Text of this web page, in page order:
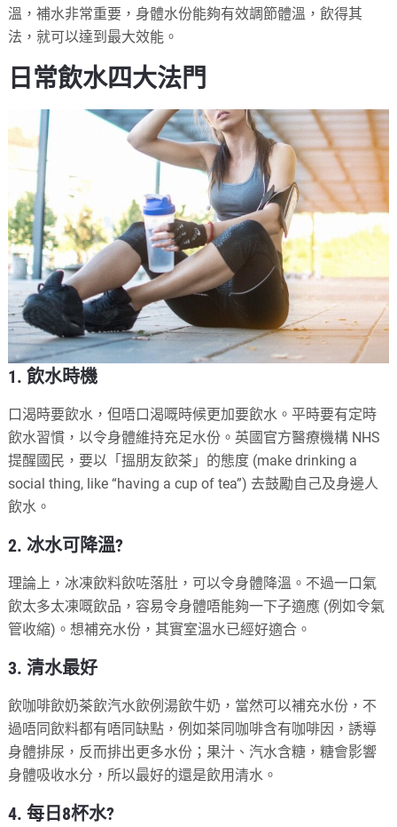
溫，補水非常重要，身體水份能夠有效調節體溫，飲得其
法，就可以達到最大效能。
日常飲水四大法門
1. 飲水時機
口渴時要飲水，但唔口渴嘅時候更加要飲水。平時要有定時
飲水習慣，以令身體維持充足水份。英國官方醫療機構 NHS
提醒國民，要以「搵朋友飲茶」的態度 (make drinking a
social thing, like “having a cup of tea”) 去鼓勵自己及身邊人
飲水。
2. 冰水可降溫?
理論上，冰凍飲料飲咗落肚，可以令身體降溫。不過一口氣
飲太多太凍嘅飲品，容易令身體唔能夠一下子適應 (例如令氣
管收縮)。想補充水份，其實室溫水已經好適合。
3. 清水最好
飲咖啡飲奶茶飲汽水飲例湯飲牛奶，當然可以補充水份，不
過唔同飲料都有唔同缺點，例如茶同咖啡含有咖啡因，誘導
身體排尿，反而排出更多水份；果汁、汽水含糖，糖會影響
身體吸收水分，所以最好的還是飲用清水。
4. 每日8杯水?